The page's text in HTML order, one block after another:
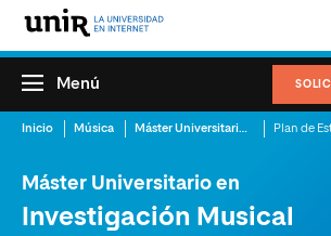
Menú
Inicio Música Máster Universitario en Investigación Musical Plan de
Máster Universitario en
Investigación Musical